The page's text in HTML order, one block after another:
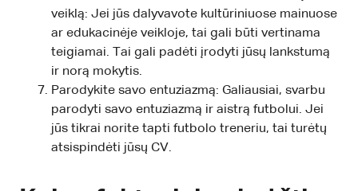
veiklą: Jei jūs dalyvavote kultūriniuose mainuose
ar edukacinėje veikloje, tai gali būti vertinama
teigiamai. Tai gali padėti įrodyti jūsų lankstumą
ir norą mokytis.
Parodykite savo entuziazmą: Galiausiai, svarbu
parodyti savo entuziazmą ir aistrą futbolui. Jei
jūs tikrai norite tapti futbolo treneriu, tai turėtų
atsispindėti jūsų CV.